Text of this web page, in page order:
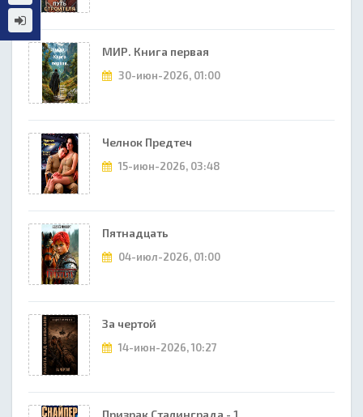
МИР. Книга первая
30-июн-2026, 01:00
Челнок Предтеч
15-июн-2026, 03:48
Пятнадцать
04-июл-2026, 01:00
За чертой
14-июн-2026, 10:27